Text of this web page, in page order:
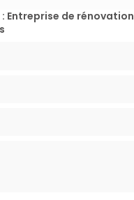
Entreprise de rénovation